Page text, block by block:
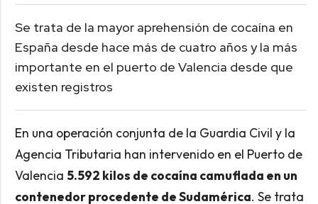
Se trata de la mayor aprehensión de cocaína en
España desde hace más de cuatro años y la más
importante en el puerto de Valencia desde que
existen registros
En una operación conjunta de la Guardia Civil y la
Agencia Tributaria han intervenido en el Puerto de
Valencia 5.592 kilos de cocaína camuflada en un
contenedor procedente de Sudamérica. Se trata